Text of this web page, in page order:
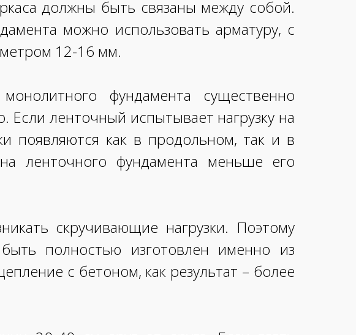
должны быть связаны между собой.
можно использовать арматуру, с
12-16 мм.
фундамента существенно
Если ленточный испытывает нагрузку на
появляются как в продольном, так и в
ленточного фундамента меньше его
скручивающие нагрузки. Поэтому
полностью изготовлен именно из
с бетоном, как результат – более